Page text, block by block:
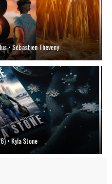
• Sébastien Theveny
• Kyla Stone